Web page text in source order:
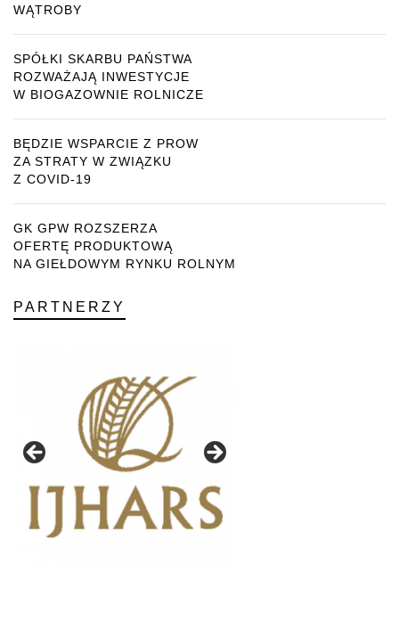
WĄTROBY
SPÓŁKI SKARBU PAŃSTWA
ROZWAŻAJĄ INWESTYCJE
W BIOGAZOWNIE ROLNICZE
BĘDZIE WSPARCIE Z PROW
ZA STRATY W ZWIĄZKU
Z COVID-19
GK GPW ROZSZERZA
OFERTĘ PRODUKTOWĄ
NA GIEŁDOWYM RYNKU ROLNYM
PARTNERZY